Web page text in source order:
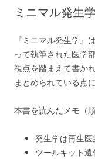
ミニマル発生学
『ミニマル発生学』
って執筆された医学
視点を踏まえて書か
まとめられている点
本書を読んだメモ（順
発生学は再生
ツールキット